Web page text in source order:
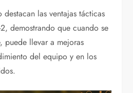
destacan las ventajas tácticas
demostrando que cuando se
puede llevar a mejoras
del equipo y en los